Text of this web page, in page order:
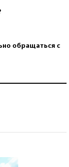
обращаться с